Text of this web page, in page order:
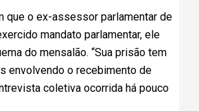
que o ex-assessor parlamentar de
mandato parlamentar, ele
do mensalão. “Sua prisão tem
envolvendo o recebimento de
coletiva ocorrida há pouco